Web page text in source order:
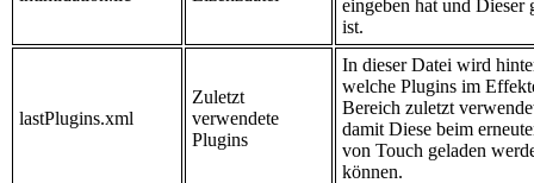
eingeben hat und Dieser
ist.
lastPlugins.xml
Zuletzt
verwendete
Plugins
In dieser Datei wird
welche Plugins im
Bereich zuletzt
damit Diese beim
von Touch geladen
können.